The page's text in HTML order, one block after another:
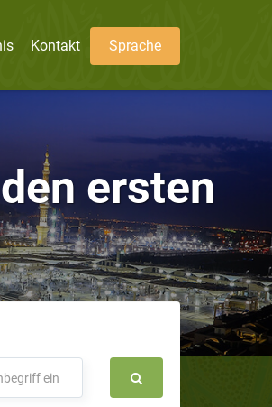
Kontakt Sprache
ersten